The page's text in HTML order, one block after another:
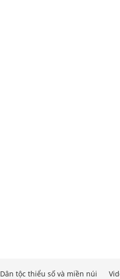
Dân tộc thiểu số và miền núi